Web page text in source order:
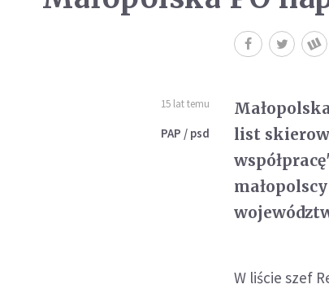
15 lat temu
PAP / psd
list
W liście szef